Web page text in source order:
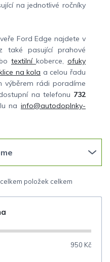
na jednotlivé ročníky
Ford Edge najdete v
také pasující prahové
textilní koberce, ofuky
na kola a celou řadu
výběrem rádi poradíme
na telefonu 732
nainfo@autodoplnky-
950 Kč